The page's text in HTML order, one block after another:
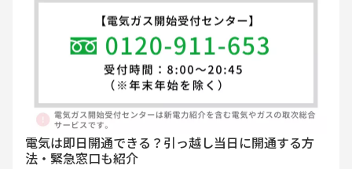
電気は即日開通できる？引っ越し当日に開通する方
法・緊急窓口も紹介